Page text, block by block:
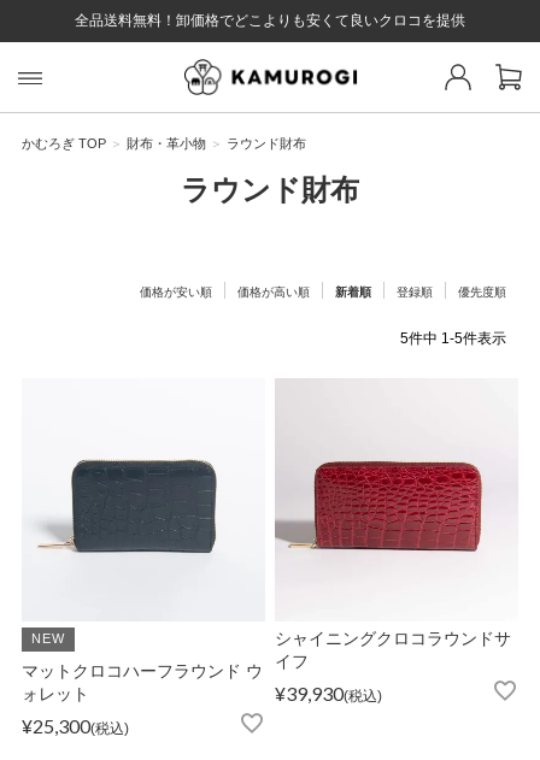
全品送料無料！卸価格でどこよりも安くて良いクロコを提供
ト 様
マイページ お気に入り カート
ッグ
戻る
かむろぎ TOP 財布・革小物 ラウンド財布
ラウンド財布
価格が安い順 価格が高い順 新着順 登録順 優先度順
5件中 1-5件表示
NEW
マットクロコハーフラウンド ウ
ォレット
¥25,300 税込
シャイニングクロコラウンドサ
イフ
¥39,930 税込